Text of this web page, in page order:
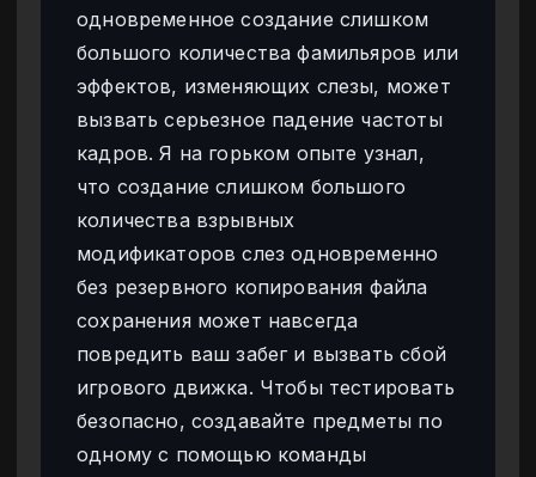
одновременное создание слишком
большого количества фамильяров или
эффектов, изменяющих слезы, может
вызвать серьезное падение частоты
кадров. Я на горьком опыте узнал,
что создание слишком большого
количества взрывных
модификаторов слез одновременно
без резервного копирования файла
сохранения может навсегда
повредить ваш забег и вызвать сбой
игрового движка. Чтобы тестировать
безопасно, создавайте предметы по
одному с помощью команды